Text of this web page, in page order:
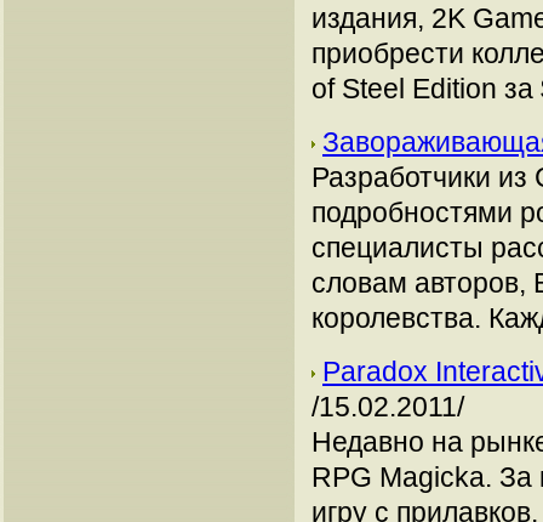
издания, 2K
приобрести
of Steel Edition за
Разработчики
подробностями
специалисты
словам авторов,
королевства.
Paradox
/15.02.2011/
Недавно на
RPG Magicka. За
игру с